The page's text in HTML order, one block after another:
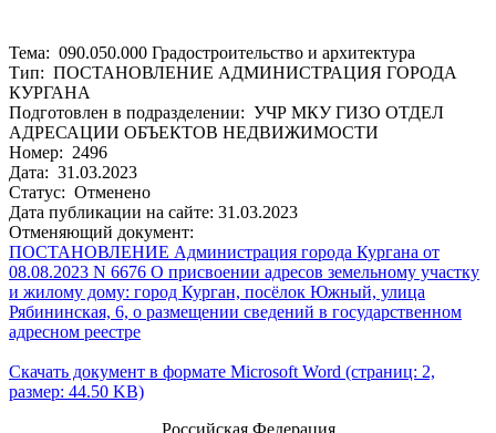
Тема: 090.050.000 Градостроительство и архитектура
Тип: ПОСТАНОВЛЕНИЕ АДМИНИСТРАЦИЯ ГОРОДА
КУРГАНА
Подготовлен в подразделении: УЧР МКУ ГИЗО ОТДЕЛ
АДРЕСАЦИИ ОБЪЕКТОВ НЕДВИЖИМОСТИ
Номер: 2496
Дата: 31.03.2023
Статус: Отменено
Дата публикации на сайте: 31.03.2023
Отменяющий документ:
ПОСТАНОВЛЕНИЕ Администрация города Кургана от
08.08.2023 N 6676 О присвоении адресов земельному участку
и жилому дому: город Курган, посёлок Южный, улица
Рябининская, 6, о размещении сведений в государственном
адресном реестре
Скачать документ в формате Microsoft Word (страниц: 2,
размер: 44.50 KB)
Российская Федерация